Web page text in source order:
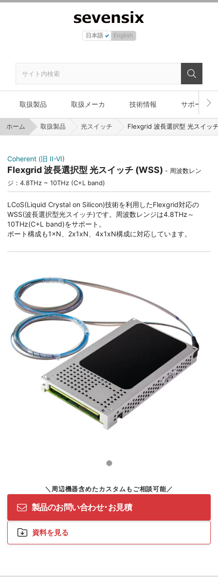
日本語 English
取扱製品 取扱メーカ 技術情報 サポート
ホーム 取扱製品 光スイッチ Flexgrid 波長選択型 光スイッ
Flexgrid 波長選択型 光スイッチ (WSS)
周波数レン
ジ：4.8THz ~ 10THz (C+L band)
Coherent (旧 II-VI)
LCoS(Liquid Crystal on Silicon)技術を利用したFlexgrid対応の
WSS(波長選択型光スイッチ)です。周波数レンジは4.8THz～
10THz(C+L band)をサポート。
ポート構成も1×N、2x1xN、4x1xN構成に対応しています。
製品のお問い合わせ･お見積
資料を見る